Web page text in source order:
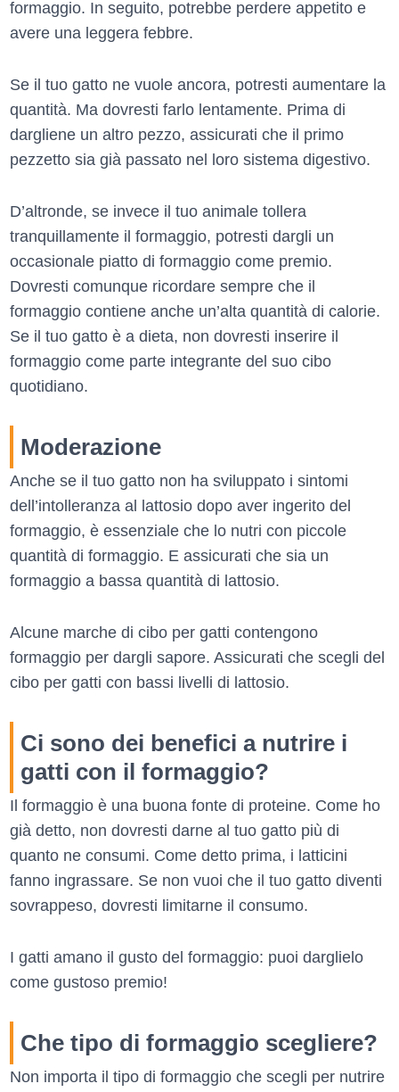
formaggio. In seguito, potrebbe perdere appetito e
avere una leggera febbre.
Se il tuo gatto ne vuole ancora, potresti aumentare la
quantità. Ma dovresti farlo lentamente. Prima di
dargliene un altro pezzo, assicurati che il primo
pezzetto sia già passato nel loro sistema digestivo.
D’altronde, se invece il tuo animale tollera
tranquillamente il formaggio, potresti dargli un
occasionale piatto di formaggio come premio.
Dovresti comunque ricordare sempre che il
formaggio contiene anche un’alta quantità di calorie.
Se il tuo gatto è a dieta, non dovresti inserire il
formaggio come parte integrante del suo cibo
quotidiano.
Moderazione
Anche se il tuo gatto non ha sviluppato i sintomi
dell’intolleranza al lattosio dopo aver ingerito del
formaggio, è essenziale che lo nutri con piccole
quantità di formaggio. E assicurati che sia un
formaggio a bassa quantità di lattosio.
Alcune marche di cibo per gatti contengono
formaggio per dargli sapore. Assicurati che scegli del
cibo per gatti con bassi livelli di lattosio.
Ci sono dei benefici a nutrire i
gatti con il formaggio?
Il formaggio è una buona fonte di proteine. Come ho
già detto, non dovresti darne al tuo gatto più di
quanto ne consumi. Come detto prima, i latticini
fanno ingrassare. Se non vuoi che il tuo gatto diventi
sovrappeso, dovresti limitarne il consumo.
I gatti amano il gusto del formaggio: puoi darglielo
come gustoso premio!
Che tipo di formaggio scegliere?
Non importa il tipo di formaggio che scegli per nutrire